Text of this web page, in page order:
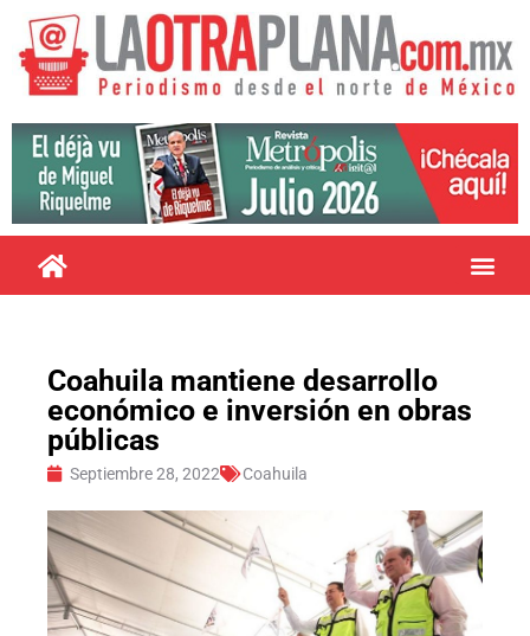
Coahuila mantiene desarrollo
económico e inversión en obras
públicas
Septiembre 28, 2022 Coahuila